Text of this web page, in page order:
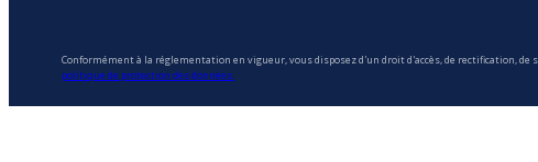
Conformément à la réglementation en vigueur, vous disposez d'un droit d'accès, de rectification,
politique de protection des données.